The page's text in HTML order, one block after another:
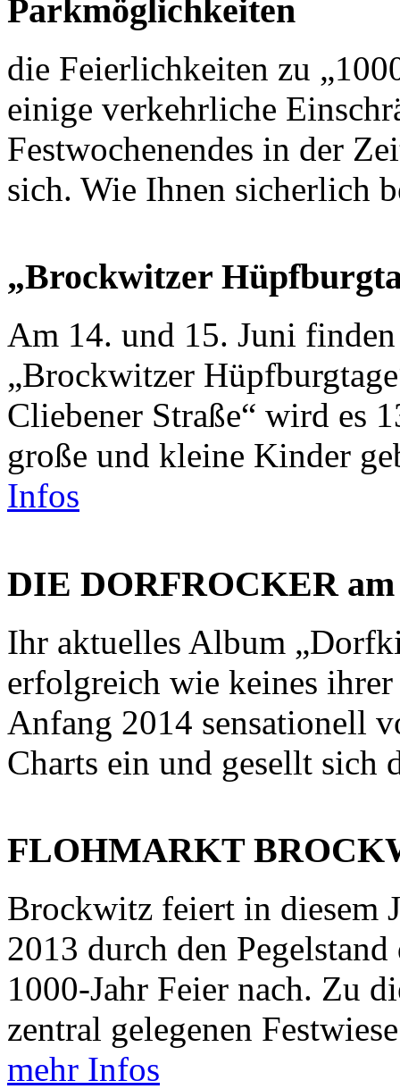
Parkmöglichkeiten
die Feierlichkeiten zu
einige verkehrliche
Festwochenendes in der
sich. Wie Ihnen sicherlich
„Brockwitzer
Am 14. und 15. Juni
„Brockwitzer
Cliebener Straße“ wird es
große und kleine Kinder
Infos
DIE DORFROCKER
Ihr aktuelles Album
erfolgreich wie keines
Anfang 2014 sensationell
Charts ein und gesellt sich
FLOHMARKT
Brockwitz feiert in diesem
2013 durch den
1000-Jahr Feier nach. Zu
zentral gelegenen
mehr Infos